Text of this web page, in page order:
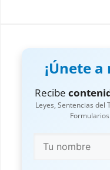
¡Únete
Recibe
Leyes, Sentencias del